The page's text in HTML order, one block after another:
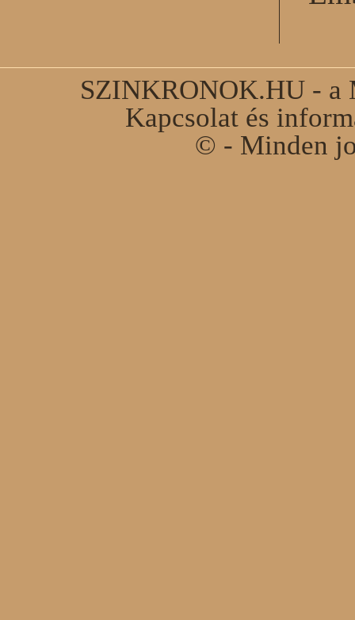
SZINKRONOK.HU - a
Kapcsolat és
© - Minden